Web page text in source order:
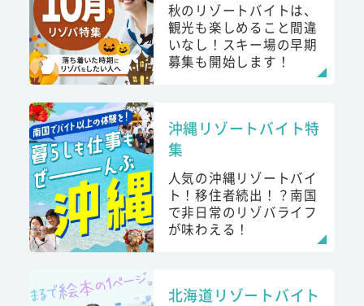
秋のリゾートバイトは、
観光も楽しめること間違
いなし！スキー場の早期
募集も開始します！
沖縄リゾートバイト特
集
人気の沖縄リゾートバイ
ト！移住者続出！？南国
で非日常のリゾバライフ
が味わえる！
北海道リゾートバイト